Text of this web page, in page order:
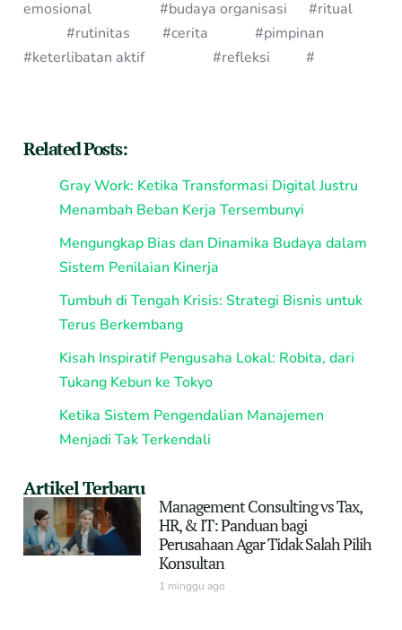
emosional #budaya organisasi #ritual
#rutinitas #cerita #pimpinan
#keterlibatan aktif #refleksi #
Related Posts:
Gray Work: Ketika Transformasi Digital Justru
Menambah Beban Kerja Tersembunyi
Mengungkap Bias dan Dinamika Budaya dalam
Sistem Penilaian Kinerja
Tumbuh di Tengah Krisis: Strategi Bisnis untuk
Terus Berkembang
Kisah Inspiratif Pengusaha Lokal: Robita, dari
Tukang Kebun ke Tokyo
Ketika Sistem Pengendalian Manajemen
Menjadi Tak Terkendali
Artikel Terbaru
Management Consulting vs Tax,
HR, & IT: Panduan bagi
Perusahaan Agar Tidak Salah Pilih
Konsultan
1 minggu ago